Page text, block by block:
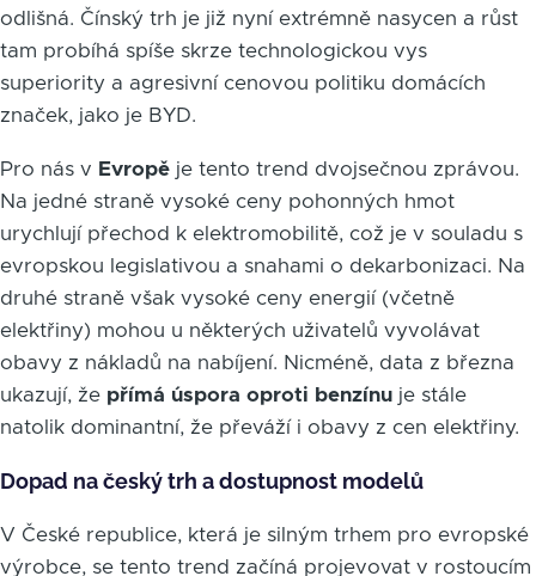
odlišná. Čínský trh je již nyní extrémně nasycen a růst
tam probíhá spíše skrze technologickou vys
superiority a agresivní cenovou politiku domácích
značek, jako je BYD.
Pro nás v Evropě je tento trend dvojsečnou zprávou.
Na jedné straně vysoké ceny pohonných hmot
urychlují přechod k elektromobilitě, což je v souladu s
evropskou legislativou a snahami o dekarbonizaci. Na
druhé straně však vysoké ceny energií (včetně
elektřiny) mohou u některých uživatelů vyvolávat
obavy z nákladů na nabíjení. Nicméně, data z března
ukazují, že přímá úspora oproti benzínu je stále
natolik dominantní, že převáží i obavy z cen elektřiny.
Dopad na český trh a dostupnost modelů
V České republice, která je silným trhem pro evropské
výrobce, se tento trend začíná projevovat v rostoucím